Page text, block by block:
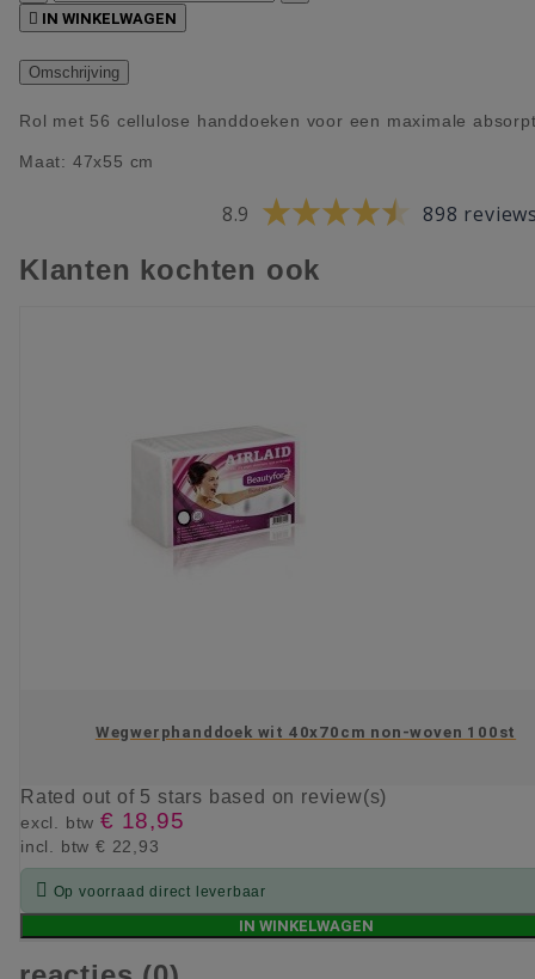
 IN WINKELWAGEN
Omschrijving
Rol met 56 cellulose handdoeken voor een maximale
Maat: 47x55 cm
8.9 898
Klanten kochten ook
Wegwerphanddoek wit 40x70cm non-woven 100st
Rated out of 5 stars based on review(s)
excl. btw € 18,95
incl. btw € 22,93
 Op voorraad direct leverbaar
IN WINKELWAGEN